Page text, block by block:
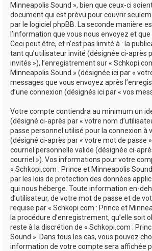
Minneapolis Sound », bien que ceux-ci
document qui est prévu pour couvrir
par le logiciel phpBB. La seconde manière
l’information que vous nous envoyez et que
Ceci peut être, et n’est pas limité à : la
tant qu’utilisateur invité (désignée ci-après
invités »), l’enregistrement sur «
Minneapolis Sound » (désignée ici par «
messages que vous envoyez après
d’une connexion (désignés ici par « vos
Votre compte contiendra au minimum un
(désigné ci-après par « votre nom
passe personnel utilisé pour la connexion à
(désigné ci-après par « votre mot de passe
courriel personnelle valide (désignée ci-
courriel »). Vos informations pour votre
« Schkopi.com : Prince et Minneapolis
par les lois de protection des données
qui nous héberge. Toute information en-
d’utilisateur, de votre mot de passe et de
requise par « Schkopi.com : Prince et
la procédure d’enregistrement, qu’elle soit
reste à la discrétion de « Schkopi.com :
Sound ». Dans tous les cas, vous pouvez
information de votre compte sera affichée